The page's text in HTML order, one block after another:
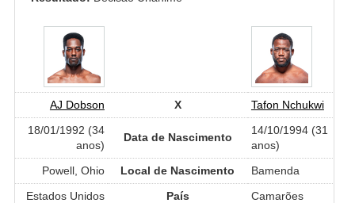
AJ Dobson X
Tafon Nchukwi
18/01/1992 (34
anos)
Data de Nascimento
14/10/1994 (31
anos)
Powell, Ohio
Local de Nascimento
Bamenda
Estados Unidos
País
Camarões